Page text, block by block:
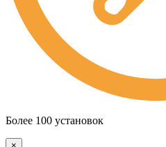
Более 100 установок